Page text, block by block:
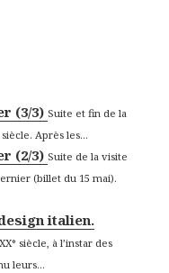
(3/3)Suite et fin de la
Après les...
(2/3)Suite de la visite
(billet du 15 mai).
italien.
siècle, à l’instar des
leurs...